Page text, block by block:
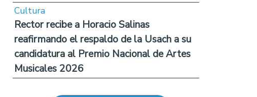
Cultura
Rector recibe a Horacio Salinas
reafirmando el respaldo de la Usach a su
candidatura al Premio Nacional de Artes
Musicales 2026